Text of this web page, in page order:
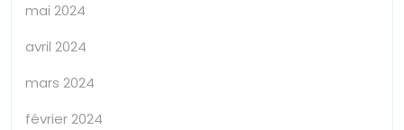
mai 2024
avril 2024
mars 2024
février 2024